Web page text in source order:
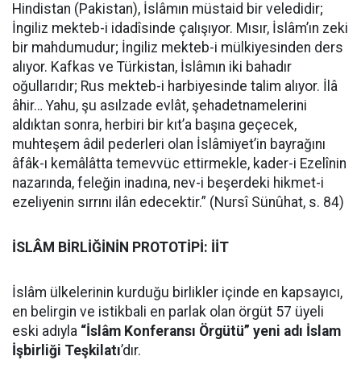
Hindistan (Pakistan), İslâmın müstaid bir veledidir;
İngiliz mekteb-i idadîsinde çalışıyor. Mısır, İslâm’ın zeki
bir mahdumudur; İngiliz mekteb-i mülkiyesinden ders
alıyor. Kafkas ve Türkistan, İslâmın iki bahadır
oğullarıdır; Rus mekteb-i harbiyesinde talim alıyor. İlâ
âhir… Yahu, şu asılzade evlât, şehadetnamelerini
aldıktan sonra, herbiri bir kıt’a başına geçecek,
muhteşem âdil pederleri olan İslâmiyet’in bayrağını
âfâk-ı kemâlâtta temevvüc ettirmekle, kader-i Ezelînin
nazarında, feleğin inadına, nev-i beşerdeki hikmet-i
ezeliyenin sırrını ilân edecektir.” (Nursî Sünûhat, s. 84)
İSLÂM BİRLİĞİNİN PROTOTİPİ: İİT
İslâm ülkelerinin kurduğu birlikler içinde en kapsayıcı,
en belirgin ve istikbali en parlak olan örgüt 57 üyeli
eski adıyla “İslâm Konferansı Örgütü” yeni adı İslam
İşbirliği Teşkilatı’dır.